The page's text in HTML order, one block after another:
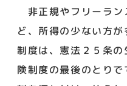
非正規やフリーラン
ど、所得の少ない方
制度は、憲法２５条
険制度の最後のとり